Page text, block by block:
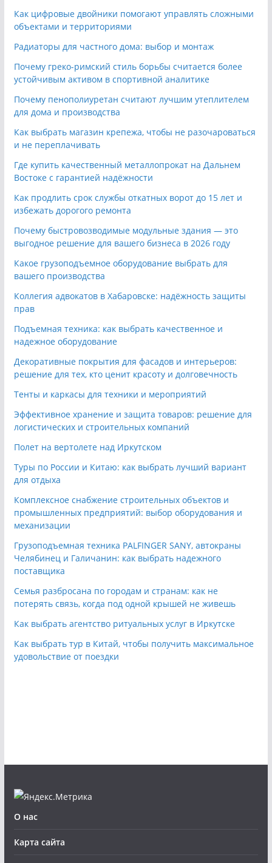
Как цифровые двойники помогают управлять сложными
объектами и территориями
Радиаторы для частного дома: выбор и монтаж
Почему греко-римский стиль борьбы считается более
устойчивым активом в спортивной аналитике
Почему пенополиуретан считают лучшим утеплителем
для дома и производства
Как выбрать магазин крепежа, чтобы не разочароваться
и не переплачивать
Где купить качественный металлопрокат на Дальнем
Востоке с гарантией надёжности
Как продлить срок службы откатных ворот до 15 лет и
избежать дорогого ремонта
Почему быстровозводимые модульные здания — это
выгодное решение для вашего бизнеса в 2026 году
Какое грузоподъемное оборудование выбрать для
вашего производства
Коллегия адвокатов в Хабаровске: надёжность защиты
прав
Подъемная техника: как выбрать качественное и
надежное оборудование
Декоративные покрытия для фасадов и интерьеров:
решение для тех, кто ценит красоту и долговечность
Тенты и каркасы для техники и мероприятий
Эффективное хранение и защита товаров: решение для
логистических и строительных компаний
Полет на вертолете над Иркутском
Туры по России и Китаю: как выбрать лучший вариант
для отдыха
Комплексное снабжение строительных объектов и
промышленных предприятий: выбор оборудования и
механизации
Грузоподъемная техника PALFINGER SANY, автокраны
Челябинец и Галичанин: как выбрать надежного
поставщика
Семья разбросана по городам и странам: как не
потерять связь, когда под одной крышей не живешь
Как выбрать агентство ритуальных услуг в Иркутске
Как выбрать тур в Китай, чтобы получить максимальное
удовольствие от поездки
О нас
Карта сайта